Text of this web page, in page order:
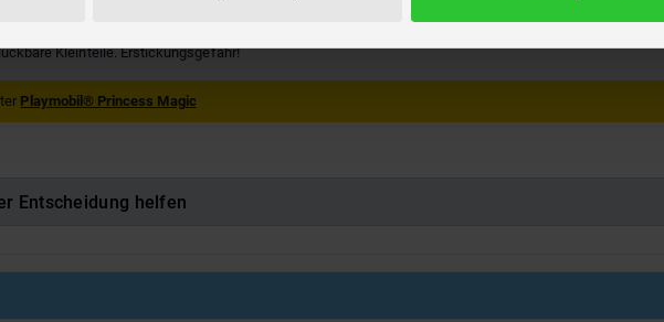
Kleinteile. Erstickungsgefahr!
Playmobil® Princess Magic
Entscheidung helfen